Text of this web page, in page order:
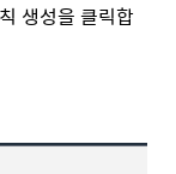
생성을 클릭합